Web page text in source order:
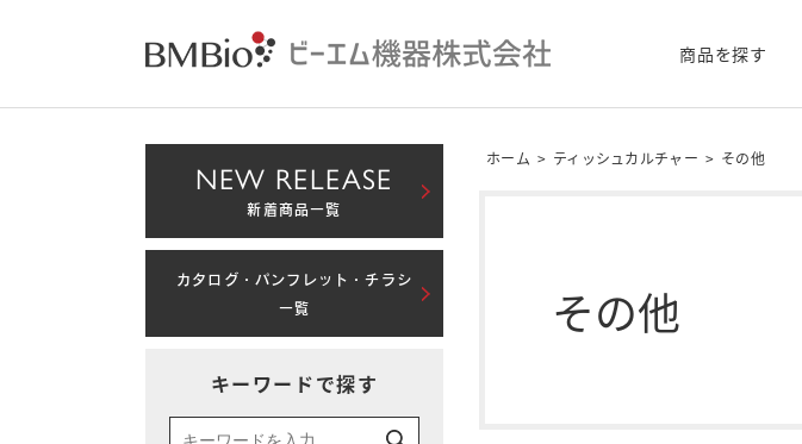
商品を探す
ホーム > ティッシュカルチャー > その他
その他
NEW RELEASE
新着商品一覧
カタログ・パンフレット・チラシ
一覧
キーワードで探す